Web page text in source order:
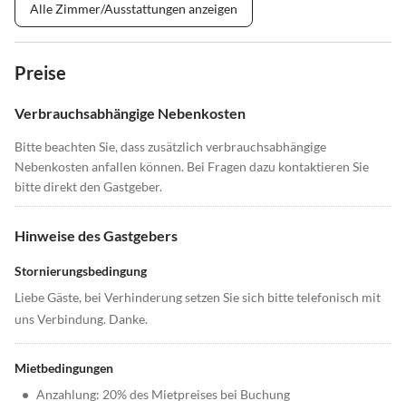
Alle Zimmer/Ausstattungen anzeigen
Preise
Verbrauchsabhängige Nebenkosten
Bitte beachten Sie, dass zusätzlich verbrauchsabhängige
Nebenkosten anfallen können. Bei Fragen dazu kontaktieren Sie
bitte direkt den Gastgeber.
Hinweise des Gastgebers
Stornierungsbedingung
Liebe Gäste, bei Verhinderung setzen Sie sich bitte telefonisch mit
uns Verbindung. Danke.
Mietbedingungen
• Anzahlung: 20% des Mietpreises bei Buchung